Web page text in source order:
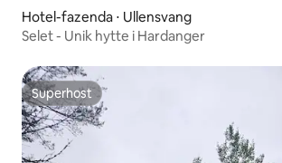
Hotel-fazenda ⋅ Ullensvang
Selet - Unik hytte i Hardanger
Superhost
Superhost